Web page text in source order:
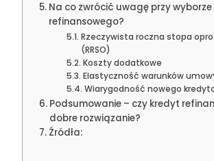
Na co zwrócić uwagę przy
refinansowego?
Rzeczywista roczna stopa
(RRSO)
Koszty dodatkowe
Elastyczność warunków
Wiarygodność nowego
Podsumowanie – czy kredyt
dobre rozwiązanie?
Źródła: